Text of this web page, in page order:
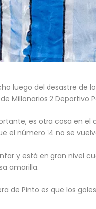
luego del desastre de
Millonarios 2 Deportivo
es otra cosa en
el número 14 no se
y está en gran nivel
amarilla.
de Pinto es que los